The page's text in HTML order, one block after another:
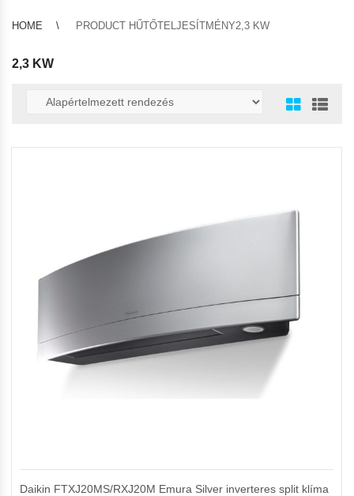
HOME PRODUCT HŰTŐTELJESÍTMÉNY2,3 KW
2,3 KW
Daikin FTXJ20MS/RXJ20M Emura Silver inverteres split klíma